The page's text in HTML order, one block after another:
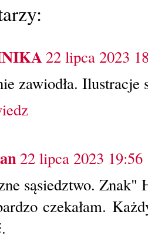
22 lipca 2023
zawiodła. Ilustracje
22 lipca 2023 19:56
sąsiedztwo. Znak"
czekałam.